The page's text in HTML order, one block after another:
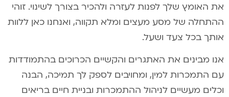
את האומץ שלך לפנות לעזרה ולהכיר בצורך לשינוי. זוהי
ההתחלה של מסע מעצים ומלא תקווה, ואנחנו כאן ללוות
אותך בכל צעד ושעל.
אנו מבינים את האתגרים והקשיים הכרוכים בהתמודדות
עם התמכרות למין, ומחויבים לספק לך תמיכה, הבנה
וכלים מעשיים לניהול ההתמכרות ובניית חיים בריאים